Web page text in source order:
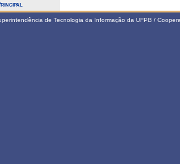
de Tecnologia da Informação da UFPB /